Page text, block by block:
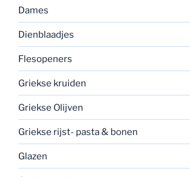
Dames
Dienblaadjes
Flesopeners
Griekse kruiden
Griekse Olijven
Griekse rijst- pasta & bonen
Glazen